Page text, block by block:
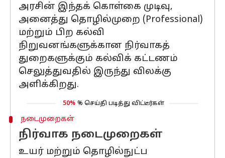
அரசின் இந்தக் கொள்கை முடிவு,
அனைத்து தொழில்முறை (Professional)
மற்றும் பிற கல்வி
நிறுவனங்களுக்கான நிர்வாகத்
துறைகளுக்கும் கல்விக் கட்டணம்
செலுத்துவதில் இருந்து விலக்கு
அளிக்கிறது.
50% % செய்தி படித்து விட்டீர்கள்
நடைமுறைகள்
நிர்வாக நடைமுறைகள்
உயர் மற்றும் தொழில்நுட்ப